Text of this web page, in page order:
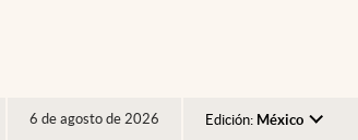
6 de agosto de 2026 Edición: México